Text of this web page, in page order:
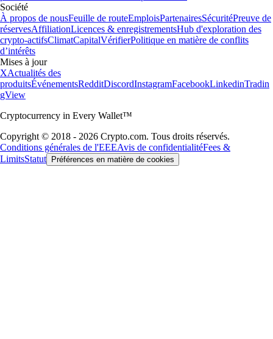
Société
À propos de nousFeuille de routeEmploisPartenairesSécuritéPreuve de
réservesAffiliationLicences & enregistrementsHub d'exploration des
crypto-actifsClimatCapitalVérifierPolitique en matière de conflits
d’intérêts
Mises à jour
XActualités des
produitsÉvénementsRedditDiscordInstagramFacebookLinkedinTradin
gView
Cryptocurrency in Every Wallet™
Copyright © 2018 - 2026 Crypto.com. Tous droits réservés.
Conditions générales de l'EEEAvis de confidentialitéFees &
LimitsStatut Préférences en matière de cookies